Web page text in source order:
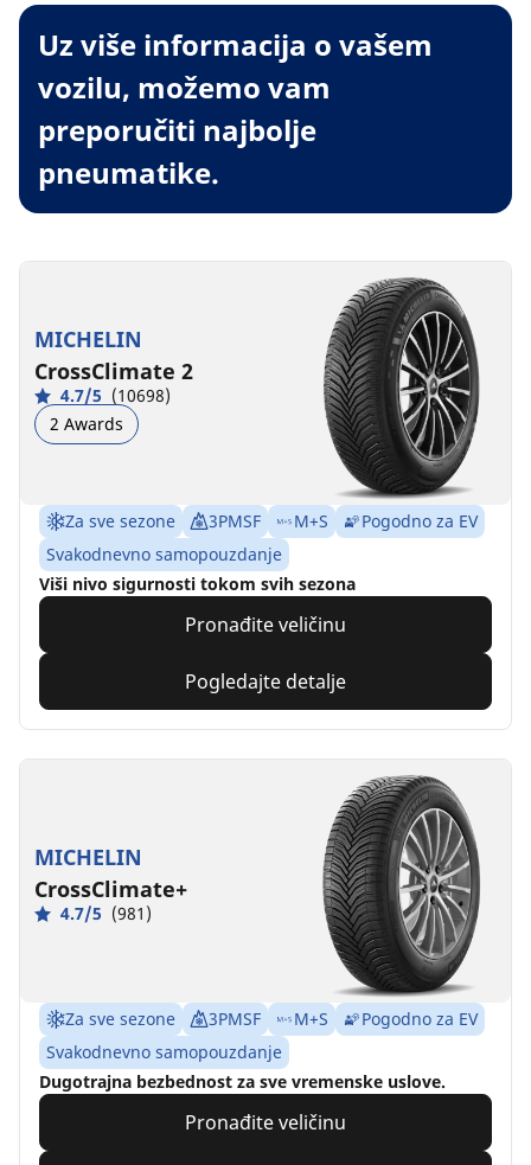
Uz više informacija o vašem
vozilu, možemo vam
preporučiti najbolje
pneumatike.
MICHELIN
CrossClimate 2
4.7/5 (10698)
2 Awards
Za sve sezone 3PMSF M+S
Pogodno za EV
Svakodnevno samopouzdanje
Viši nivo sigurnosti tokom svih sezona
Pronađite veličinu
Pogledajte detalje
MICHELIN
CrossClimate+
4.7/5 (981)
Za sve sezone 3PMSF M+S
Pogodno za EV
Svakodnevno samopouzdanje
Dugotrajna bezbednost za sve vremenske uslove.
Pronađite veličinu